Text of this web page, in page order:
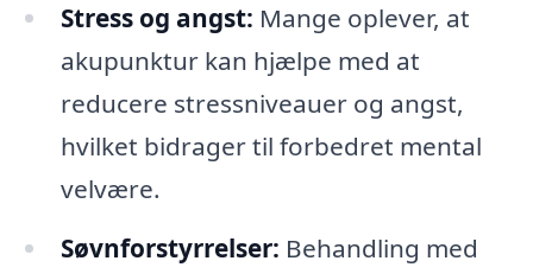
Stress og angst: Mange oplever, at
akupunktur kan hjælpe med at
reducere stressniveauer og angst,
hvilket bidrager til forbedret mental
velvære.
Søvnforstyrrelser: Behandling med